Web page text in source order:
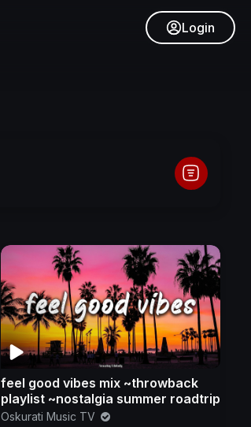
Login
feel good vibes mix ~throwback
playlist ~nostalgia summer roadtrip
Oskurati Music TV